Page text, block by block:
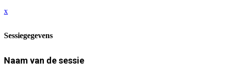
x
Sessiegegevens
Naam van de sessie